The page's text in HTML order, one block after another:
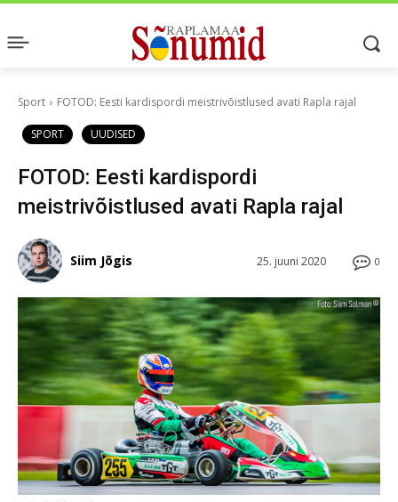
Sport FOTOD: Eesti kardispordi meistrivõistlused avati Rapla rajal
SPORT UUDISED
FOTOD: Eesti kardispordi
meistrivõistlused avati Rapla rajal
0
25. juuni 2020
Siim Jõgis